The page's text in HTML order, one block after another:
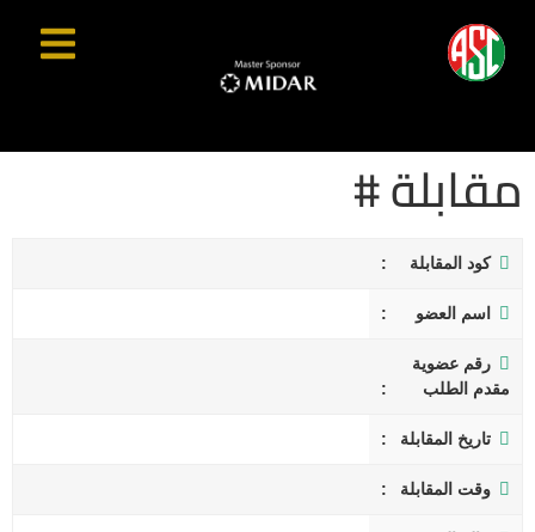
مقابلة #
كود المقابلة
اسم العضو
رقم عضوية
مقدم الطلب
تاريخ المقابلة
وقت المقابلة